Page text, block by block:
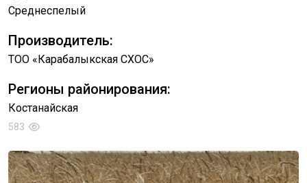
Среднеспелый
Производитель:
ТОО «Карабалыкская СХОС»
Регионы районирования:
Костанайская
583